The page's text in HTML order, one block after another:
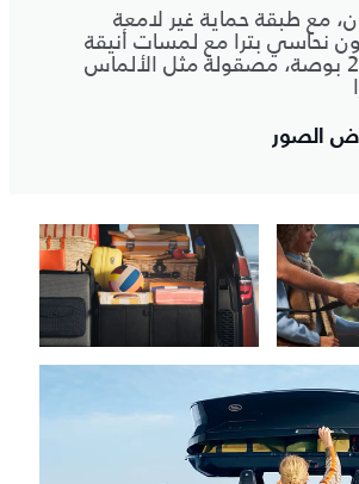
مع طبقة حماية غير لامعة
نحاسي بترا مع لمسات أنيقة
عجلات مقاس 22 بوصة، مصقولة مثل الألماس
الصور